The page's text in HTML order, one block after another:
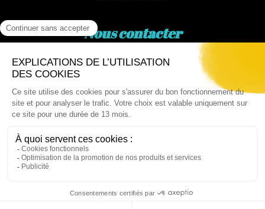
Nous contacter
02 62 81 77 60
Via email : artotheque@cg974.fr